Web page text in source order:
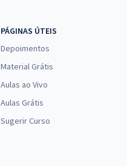
PÁGINAS ÚTEIS
Depoimentos
Material Grátis
Aulas ao Vivo
Aulas Grátis
Sugerir Curso